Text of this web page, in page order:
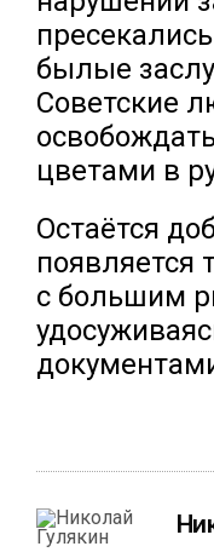
былые
Советские
цветами в
Остаётся
появляется
с большим